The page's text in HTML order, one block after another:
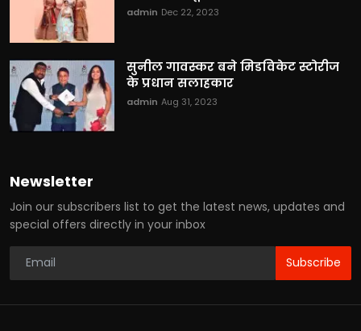
admin Dec 22, 2023
सुनील गावस्कर बने मिडविकेट स्टोरीज
के प्रधान सलाहकार
admin Aug 31, 2023
Newsletter
Join our subscribers list to get the latest news, updates and
special offers directly in your inbox
Subscribe